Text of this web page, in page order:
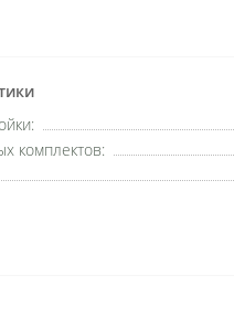
комплектов: